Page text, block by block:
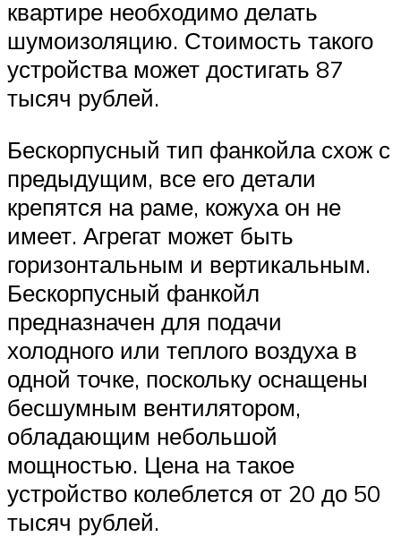
квартире необходимо делать
шумоизоляцию. Стоимость такого
устройства может достигать 87
тысяч рублей.
Бескорпусный тип фанкойла схож с
предыдущим, все его детали
крепятся на раме, кожуха он не
имеет. Агрегат может быть
горизонтальным и вертикальным.
Бескорпусный фанкойл
предназначен для подачи
холодного или теплого воздуха в
одной точке, поскольку оснащены
бесшумным вентилятором,
обладающим небольшой
мощностью. Цена на такое
устройство колеблется от 20 до 50
тысяч рублей.